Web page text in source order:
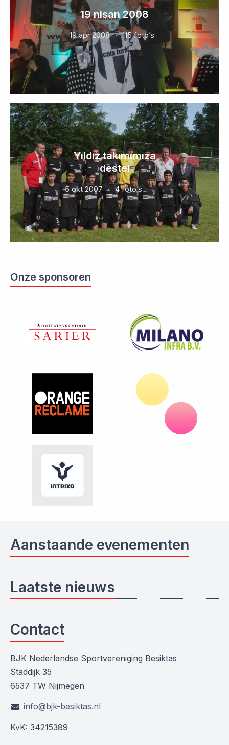
19 nisan 2008
19 apr 2008 115 foto’s
Yıldız takımımıza
destel
5 okt 2007 4 foto’s
Onze sponsoren
Aanstaande evenementen
Laatste nieuws
Contact
BJK Nederlandse Sportvereniging Besiktas
Staddijk 35
6537 TW Nijmegen
info@bjk-besiktas.nl
KvK: 34215389